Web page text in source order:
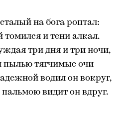
на бога роптал:
и тени алкал.
три дня и три ночи,
пылью тягчимые очи
водил он вокруг,
видит он вдруг.